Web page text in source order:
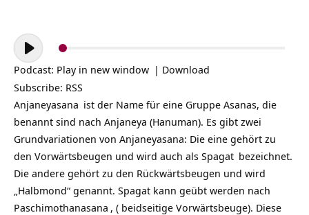
Audio-
Player
Podcast: Play in new window | Download
Subscribe: RSS
Anjaneyasana ist der Name für eine Gruppe Asanas, die
benannt sind nach Anjaneya (Hanuman). Es gibt zwei
Grundvariationen von Anjaneyasana: Die eine gehört zu
den Vorwärtsbeugen und wird auch als Spagat bezeichnet.
Die andere gehört zu den Rückwärtsbeugen und wird
„Halbmond“ genannt. Spagat kann geübt werden nach
Paschimothanasana , ( beidseitige Vorwärtsbeuge). Diese